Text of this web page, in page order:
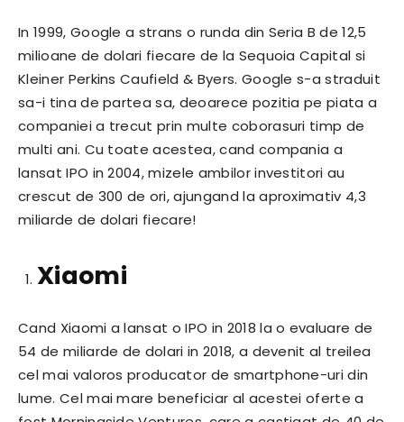
In 1999, Google a strans o runda din Seria B de 12,5
milioane de dolari fiecare de la Sequoia Capital si
Kleiner Perkins Caufield & Byers. Google s-a straduit
sa-i tina de partea sa, deoarece pozitia pe piata a
companiei a trecut prin multe coborasuri timp de
multi ani. Cu toate acestea, cand compania a
lansat IPO in 2004, mizele ambilor investitori au
crescut de 300 de ori, ajungand la aproximativ 4,3
miliarde de dolari fiecare!
Xiaomi
Cand Xiaomi a lansat o IPO in 2018 la o evaluare de
54 de miliarde de dolari in 2018, a devenit al treilea
cel mai valoros producator de smartphone-uri din
lume. Cel mai mare beneficiar al acestei oferte a